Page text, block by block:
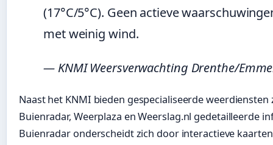
(17°C/5°C). Geen actieve
met weinig wind.
— KNMI Weersverwachting Drenthe/
Naast het KNMI bieden gespecialiseerde weerdiensten
Buienradar, Weerplaza en Weerslag.nl gedetailleerde
Buienradar onderscheidt zich door interactieve